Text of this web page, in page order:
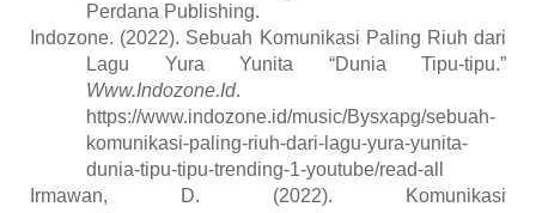
Perdana Publishing.
Indozone. (2022). Sebuah Komunikasi Paling Riuh dari
Lagu Yura Yunita “Dunia Tipu-tipu.”
Www.Indozone.Id.
https://www.indozone.id/music/Bysxapg/sebuah-
komunikasi-paling-riuh-dari-lagu-yura-yunita-
dunia-tipu-tipu-trending-1-youtube/read-all
Irmawan, D. (2022). Komunikasi